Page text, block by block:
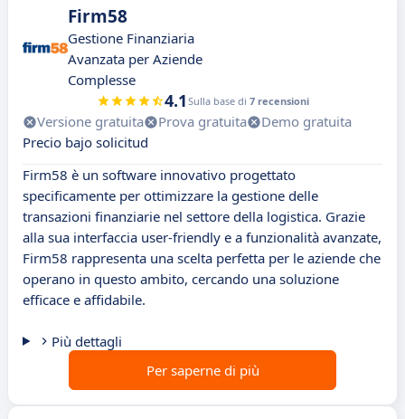
Firm58
Gestione Finanziaria
Avanzata per Aziende
Complesse
4.1 Sulla base di 7 recensioni
Versione gratuita Prova gratuita
Demo gratuita
Precio bajo solicitud
Firm58 è un software innovativo progettato
specificamente per ottimizzare la gestione delle
transazioni finanziarie nel settore della logistica. Grazie
alla sua interfaccia user-friendly e a funzionalità avanzate,
Firm58 rappresenta una scelta perfetta per le aziende che
operano in questo ambito, cercando una soluzione
efficace e affidabile.
Più dettagli
Per saperne di più